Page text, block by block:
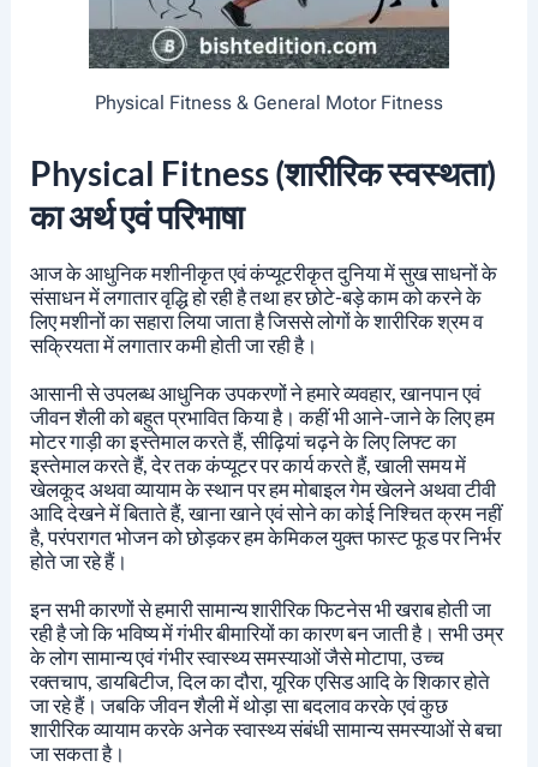
Physical Fitness & General Motor Fitness
Physical Fitness (शारीरिक स्वस्थता)
का अर्थ एवं परिभाषा
आज के आधुनिक मशीनीकृत एवं कंप्यूटरीकृत दुनिया में सुख साधनों के
संसाधन में लगातार वृद्धि हो रही है तथा हर छोटे-बड़े काम को करने के
लिए मशीनों का सहारा लिया जाता है जिससे लोगों के शारीरिक श्रम व
सक्रियता में लगातार कमी होती जा रही है।
आसानी से उपलब्ध आधुनिक उपकरणों ने हमारे व्यवहार, खानपान एवं
जीवन शैली को बहुत प्रभावित किया है। कहीं भी आने-जाने के लिए हम
मोटर गाड़ी का इस्तेमाल करते हैं, सीढ़ियां चढ़ने के लिए लिफ्ट का
इस्तेमाल करते हैं, देर तक कंप्यूटर पर कार्य करते हैं, खाली समय में
खेलकूद अथवा व्यायाम के स्थान पर हम मोबाइल गेम खेलने अथवा टीवी
आदि देखने में बिताते हैं, खाना खाने एवं सोने का कोई निश्चित क्रम नहीं
है, परंपरागत भोजन को छोड़कर हम केमिकल युक्त फास्ट फूड पर निर्भर
होते जा रहे हैं।
इन सभी कारणों से हमारी सामान्य शारीरिक फिटनेस भी खराब होती जा
रही है जो कि भविष्य में गंभीर बीमारियों का कारण बन जाती है। सभी उम्र
के लोग सामान्य एवं गंभीर स्वास्थ्य समस्याओं जैसे मोटापा, उच्च
रक्तचाप, डायबिटीज, दिल का दौरा, यूरिक एसिड आदि के शिकार होते
जा रहे हैं। जबकि जीवन शैली में थोड़ा सा बदलाव करके एवं कुछ
शारीरिक व्यायाम करके अनेक स्वास्थ्य संबंधी सामान्य समस्याओं से बचा
जा सकता है।